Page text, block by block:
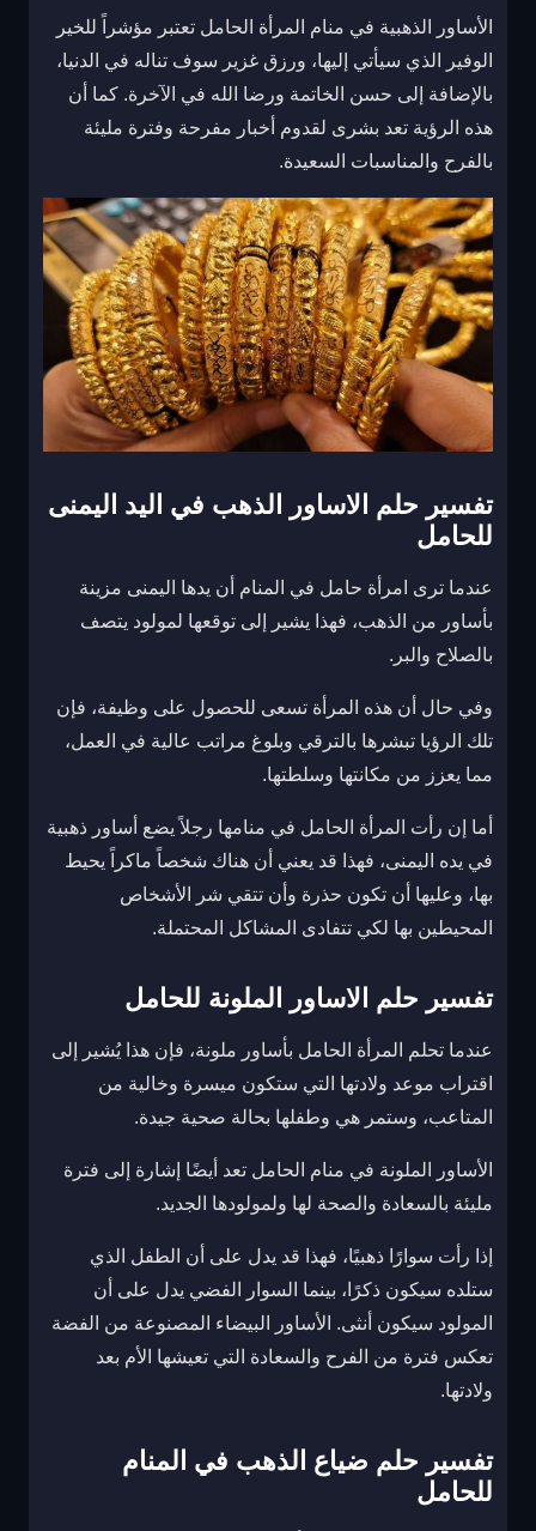
الأساور الذهبية في منام المرأة الحامل تعتبر مؤشراً للخير
الوفير الذي سيأتي إليها، ورزق غزير سوف تناله في الدنيا،
بالإضافة إلى حسن الخاتمة ورضا الله في الآخرة. كما أن
هذه الرؤية تعد بشرى لقدوم أخبار مفرحة وفترة مليئة
بالفرح والمناسبات السعيدة.
تفسير حلم الاساور الذهب في اليد اليمنى
للحامل
عندما ترى امرأة حامل في المنام أن يدها اليمنى مزينة
بأساور من الذهب، فهذا يشير إلى توقعها لمولود يتصف
بالصلاح والبر.
وفي حال أن هذه المرأة تسعى للحصول على وظيفة، فإن
تلك الرؤيا تبشرها بالترقي وبلوغ مراتب عالية في العمل،
مما يعزز من مكانتها وسلطتها.
أما إن رأت المرأة الحامل في منامها رجلاً يضع أساور ذهبية
في يده اليمنى، فهذا قد يعني أن هناك شخصاً ماكراً يحيط
بها، وعليها أن تكون حذرة وأن تتقي شر الأشخاص
المحيطين بها لكي تتفادى المشاكل المحتملة.
تفسير حلم الاساور الملونة للحامل
عندما تحلم المرأة الحامل بأساور ملونة، فإن هذا يُشير إلى
اقتراب موعد ولادتها التي ستكون ميسرة وخالية من
المتاعب، وستمر هي وطفلها بحالة صحية جيدة.
الأساور الملونة في منام الحامل تعد أيضًا إشارة إلى فترة
مليئة بالسعادة والصحة لها ولمولودها الجديد.
إذا رأت سوارًا ذهبيًا، فهذا قد يدل على أن الطفل الذي
ستلده سيكون ذكرًا، بينما السوار الفضي يدل على أن
المولود سيكون أنثى. الأساور البيضاء المصنوعة من الفضة
تعكس فترة من الفرح والسعادة التي تعيشها الأم بعد
ولادتها.
تفسير حلم ضياع الذهب في المنام
للحامل